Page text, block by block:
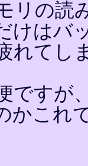
リの読
けはバ
れてし
です
かこれ